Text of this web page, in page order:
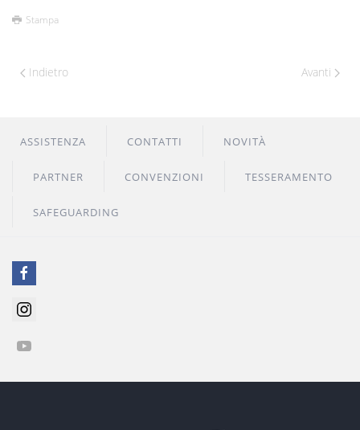
Stampa
Indietro Avanti
ASSISTENZA CONTATTI NOVITÀ
PARTNER CONVENZIONI TESSERAMENTO
SAFEGUARDING